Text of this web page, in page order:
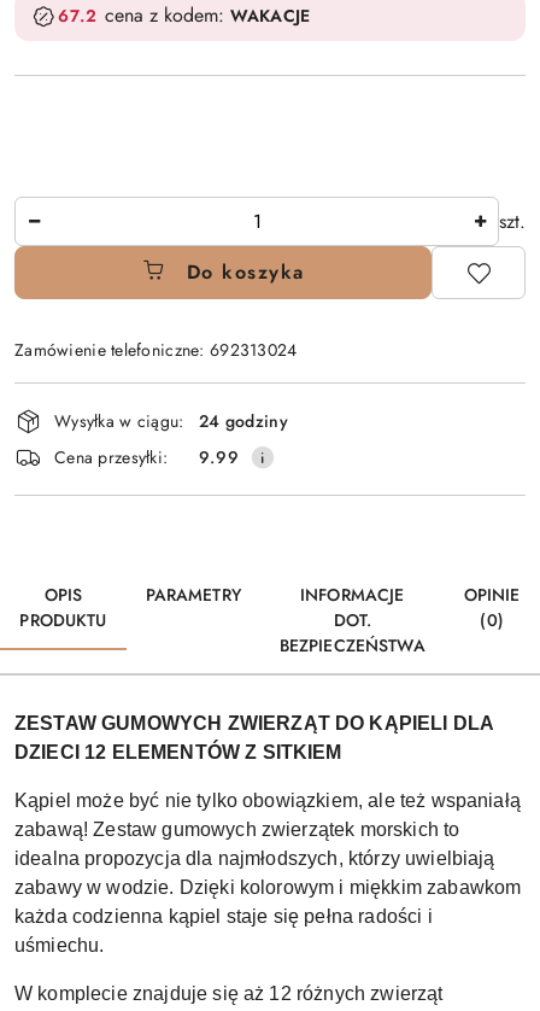
67.2 cena z kodem: WAKACJE
szt.
Do koszyka
Zamówienie telefoniczne: 692313024
Dostępność
i
dostawa
Wysyłka w ciągu:
24 godziny
Cena przesyłki:
9.99
OPIS
PRODUKTU
PARAMETRY
INFORMACJE
DOT.
BEZPIECZEŃSTWA
OPINIE
(0)
ZESTAW GUMOWYCH ZWIERZĄT DO KĄPIELI DLA
DZIECI 12 ELEMENTÓW Z SITKIEM
Kąpiel może być nie tylko obowiązkiem, ale też wspaniałą
zabawą! Zestaw gumowych zwierzątek morskich to
idealna propozycja dla najmłodszych, którzy uwielbiają
zabawy w wodzie. Dzięki kolorowym i miękkim zabawkom
każda codzienna kąpiel staje się pełna radości i
uśmiechu.
W komplecie znajduje się aż 12 różnych zwierząt